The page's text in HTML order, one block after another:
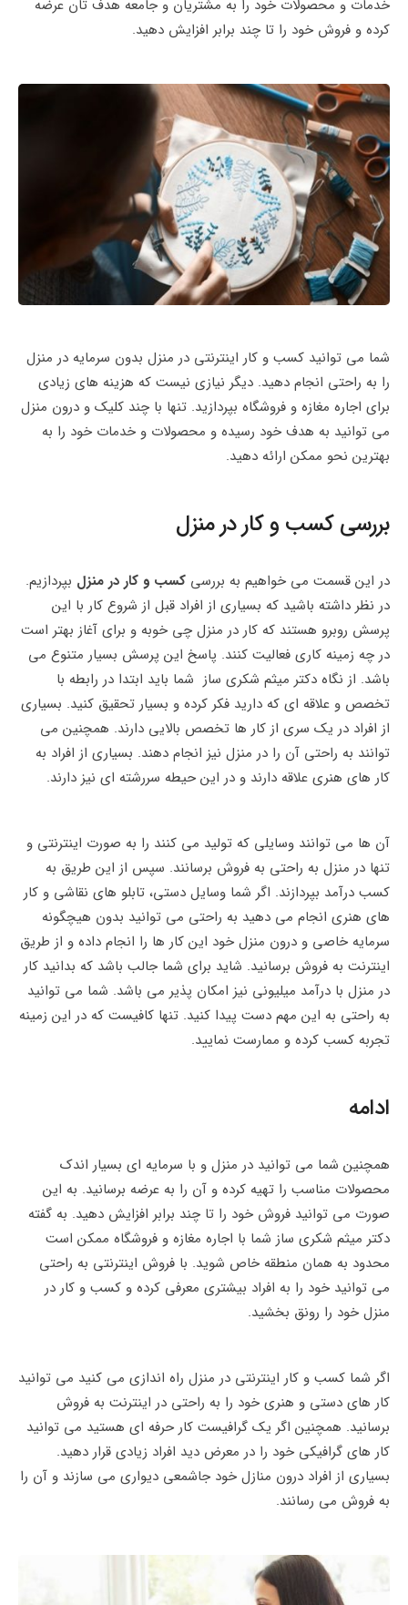
خدمات و محصولات خود را به مشتریان و جامعه هدف تان عرضه
کرده و فروش خود را تا چند برابر افزایش دهید.
شما می توانید کسب و کار اینترنتی در منزل بدون سرمایه در منزل
را به راحتی انجام دهید. دیگر نیازی نیست که هزینه های زیادی
برای اجاره مغازه و فروشگاه بپردازید. تنها با چند کلیک و درون منزل
می توانید به هدف خود رسیده و محصولات و خدمات خود را به
بهترین نحو ممکن ارائه دهید.
بررسی کسب و کار در منزل
در این قسمت می خواهیم به بررسی کسب و کار در منزل بپردازیم.
در نظر داشته باشید که بسیاری از افراد قبل از شروع کار با این
پرسش روبرو هستند که کار در منزل چی خوبه و برای آغاز بهتر است
در چه زمینه کاری فعالیت کنند. پاسخ این پرسش بسیار متنوع می
باشد. از نگاه دکتر میثم شکری ساز شما باید ابتدا در رابطه با
تخصص و علاقه ای که دارید فکر کرده و بسیار تحقیق کنید. بسیاری
از افراد در یک سری از کار ها تخصص بالایی دارند. همچنین می‌
توانند به راحتی آن را در منزل نیز انجام دهند. بسیاری از افراد به
کار های هنری علاقه دارند و در این حیطه سررشته ای نیز دارند.
آن ها می توانند وسایلی که تولید می کنند را به صورت اینترنتی و
تنها در منزل به راحتی به فروش برسانند. سپس از این طریق به
کسب درآمد بپردازند. اگر شما وسایل دستی، تابلو های نقاشی و کار
های هنری انجام می دهید به راحتی می توانید بدون هیچگونه
سرمایه خاصی و درون منزل خود این کار ها را انجام داده و از طریق
اینترنت به فروش برسانید. شاید برای شما جالب باشد که بدانید کار
در منزل با درآمد میلیونی نیز امکان پذیر می باشد. شما می توانید
به راحتی به این مهم دست پیدا کنید. تنها کافیست که در این زمینه
تجربه کسب کرده و ممارست نمایید.
ادامه
همچنین شما می توانید در منزل و با سرمایه ای بسیار اندک
محصولات مناسب را تهیه کرده و آن را به عرضه برسانید. به این
صورت می‌ توانید فروش خود را تا چند برابر افزایش دهید. به گفته
دکتر میثم شکری ساز شما با اجاره مغازه و فروشگاه ممکن است
محدود به همان منطقه خاص شوید. با فروش اینترنتی به راحتی
می توانید خود را به افراد بیشتری معرفی کرده و کسب و کار در
منزل خود را رونق بخشید.
اگر شما کسب و کار اینترنتی در منزل راه‌ اندازی می‌ کنید می‌ توانید
کار های دستی و هنری خود را به راحتی در اینترنت به فروش
برسانید. همچنین اگر یک گرافیست کار حرفه‌ ای هستید می‌ توانید
کار های گرافیکی خود را در معرض دید افراد زیادی قرار دهید.
بسیاری از افراد درون منازل خود جاشمعی دیواری می‌ سازند و آن را
به فروش می رسانند.